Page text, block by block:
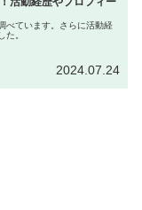
べています。さらに活動経
た。
2024.07.24